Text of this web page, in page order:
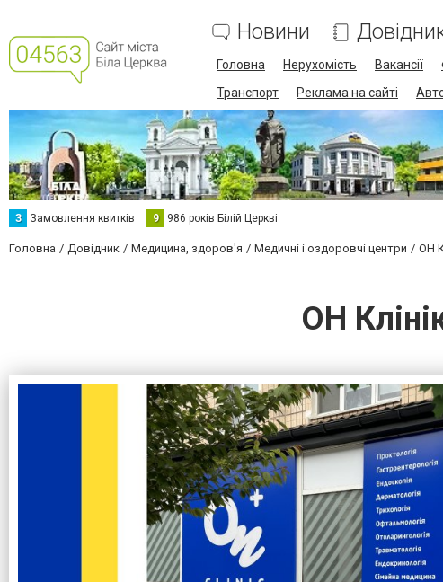
Новини
Головна Нерухомість Вакансії
Транспорт
Реклама на сайті
З Замовлення квитків 9 986 років Білій Церкві
Головна Довідник Медицина, здоров'я Медичні і оздоровчі центри ОН
ОН